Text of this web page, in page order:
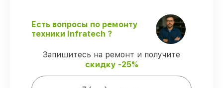
оптического прицела Infratech IT-204C
строго по договоренности.
Поддержка после ремонта – все
ремонтные услуги и комплектующие
защищены официальной гарантией
Есть вопросы по ремонту
техники Infratech ?
Запишитесь на ремонт и получите
скидку -25%